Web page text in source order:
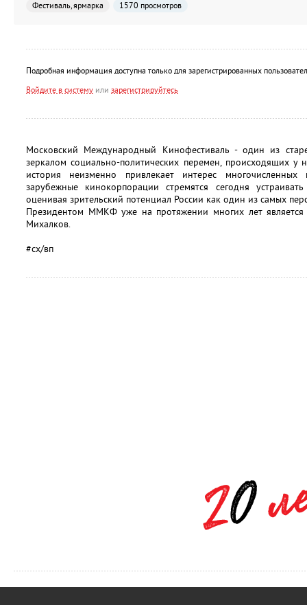
Фестиваль, ярмарка 1570 просмотров
Подробная информация доступна только для зарегистрированных
Войдите в систему или зарегистрируйтесь
Московский Международный Кинофестиваль - один из
зеркалом социально-политических перемен, происходящих
история неизменно привлекает интерес
зарубежные кинокорпорации стремятся сегодня
оценивая зрительский потенциал России как один из самых
Президентом ММКФ уже на протяжении многих лет является
Михалков.
#сх/вп